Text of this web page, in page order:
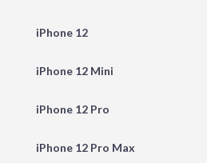
iPhone 12
iPhone 12 Mini
iPhone 12 Pro
iPhone 12 Pro Max